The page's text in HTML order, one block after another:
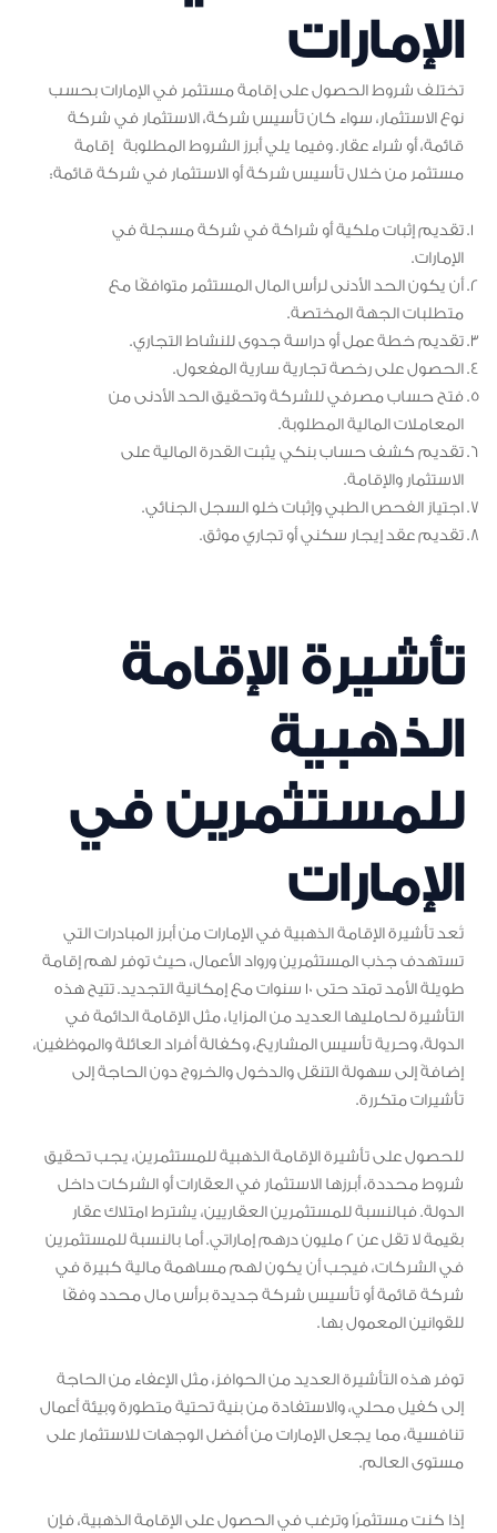
الإمارات
تختلف شروط الحصول على إقامة مستثمر في الإمارات بحسب
نوع الاستثمار، سواء كان تأسيس شركة، الاستثمار في شركة
قائمة، أو شراء عقار. وفيما يلي أبرز الشروط المطلوبة إقامة
مستثمر من خلال تأسيس شركة أو الاستثمار في شركة قائمة:
تقديم إثبات ملكية أو شراكة في شركة مسجلة في
الإمارات.
أن يكون الحد الأدنى لرأس المال المستثمر متوافقًا مع
متطلبات الجهة المختصة.
تقديم خطة عمل أو دراسة جدوى للنشاط التجاري.
الحصول على رخصة تجارية سارية المفعول.
فتح حساب مصرفي للشركة وتحقيق الحد الأدنى من
المعاملات المالية المطلوبة.
تقديم كشف حساب بنكي يثبت القدرة المالية على
الاستثمار والإقامة.
اجتياز الفحص الطبي وإثبات خلو السجل الجنائي.
تقديم عقد إيجار سكني أو تجاري موثق.
تأشيرة الإقامة
الذهبية
للمستثمرين في
الإمارات
تُعد تأشيرة الإقامة الذهبية في الإمارات من أبرز المبادرات التي
تستهدف جذب المستثمرين ورواد الأعمال، حيث توفر لهم إقامة
طويلة الأمد تمتد حتى 10 سنوات مع إمكانية التجديد. تتيح هذه
التأشيرة لحامليها العديد من المزايا، مثل الإقامة الدائمة في
الدولة، وحرية تأسيس المشاريع، وكفالة أفراد العائلة والموظفين،
إضافةً إلى سهولة التنقل والدخول والخروج دون الحاجة إلى
تأشيرات متكررة.
للحصول على تأشيرة الإقامة الذهبية للمستثمرين، يجب تحقيق
شروط محددة، أبرزها الاستثمار في العقارات أو الشركات داخل
الدولة. فبالنسبة للمستثمرين العقاريين، يشترط امتلاك عقار
بقيمة لا تقل عن 2 مليون درهم إماراتي. أما بالنسبة للمستثمرين
في الشركات، فيجب أن يكون لهم مساهمة مالية كبيرة في
شركة قائمة أو تأسيس شركة جديدة برأس مال محدد وفقًا
للقوانين المعمول بها.
توفر هذه التأشيرة العديد من الحوافز، مثل الإعفاء من الحاجة
إلى كفيل محلي، والاستفادة من بنية تحتية متطورة وبيئة أعمال
تنافسية، مما يجعل الإمارات من أفضل الوجهات للاستثمار على
مستوى العالم.
إذا كنت مستثمرًا وترغب في الحصول على الإقامة الذهبية، فإن